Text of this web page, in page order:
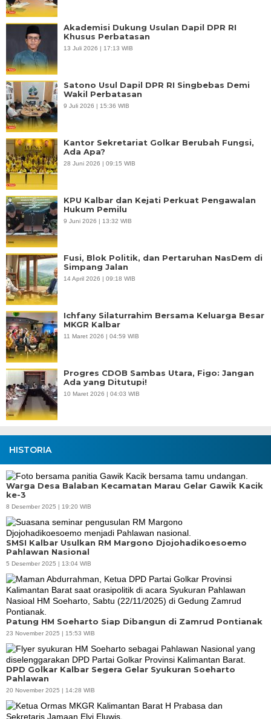
Akademisi Dukung Usulan Dapil DPR RI
Khusus Perbatasan
13 Juli 2026 | 17:13 WIB
Satono Usul Dapil DPR RI Singbebas Demi
Wakil Perbatasan
9 Juli 2026 | 15:36 WIB
Kantor Sekretariat Golkar Berubah Fungsi,
Ada Apa?
28 Juni 2026 | 09:15 WIB
KPU Kalbar dan Kejati Perkuat Pengawalan
Hukum Pemilu
9 Juni 2026 | 13:32 WIB
Fusi, Blok Politik, dan Pertaruhan NasDem di
Simpang Jalan
14 April 2026 | 09:18 WIB
Ichfany Silaturrahim Bersama Keluarga Besar
MKGR Kalbar
11 Maret 2026 | 04:59 WIB
Progres CDOB Sambas Utara, Figo: Jangan
Ada yang Ditutupi!
10 Maret 2026 | 04:03 WIB
HISTORIA
Warga Desa Balaban Kecamatan Marau Gelar Gawik Kacik
ke-3
8 Desember 2025 | 19:20 WIB
SMSI Kalbar Usulkan RM Margono Djojohadikoesoemo
Pahlawan Nasional
5 Desember 2025 | 13:04 WIB
Patung HM Soeharto Siap Dibangun di Zamrud Pontianak
23 November 2025 | 15:53 WIB
DPD Golkar Kalbar Segera Gelar Syukuran Soeharto
Pahlawan
20 November 2025 | 14:28 WIB